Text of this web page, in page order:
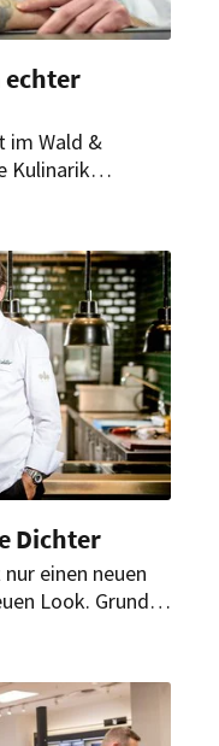
im Wald &
Kulinarik
er im Interview.
Dichter
einen neuen
Look. Grund